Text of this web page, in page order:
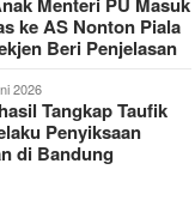
ke AS Nonton Piala
Beri Penjelasan
2026
Tangkap Taufik
Penyiksaan
di Bandung